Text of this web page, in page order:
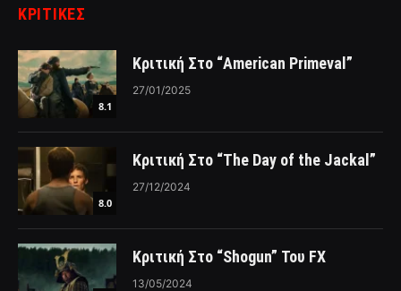
ΚΡΙΤΙΚΈΣ
8.1
Κριτική Στο “American Primeval”
27/01/2025
8.0
Κριτική Στο “The Day of the Jackal”
27/12/2024
Κριτική Στο “Shogun” Του FX
13/05/2024